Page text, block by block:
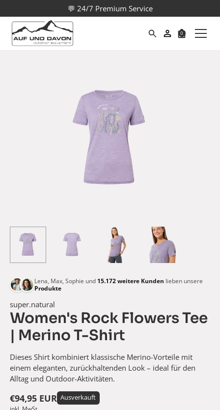
💬 24/7 Premium Service
0
Lena, Max, Sophie und 15.172weitere Kunden lieben unsere
Produkte
super.natural
Women's Rock Flowers Tee
| Merino T-Shirt
Dieses Shirt kombiniert klassische Merino-Vorteile mit
einem eleganten, zurückhaltenden Look – ideal für den
Alltag und Outdoor-Aktivitäten.
€94,95 EUR Ausverkauft
inkl. MwSt.